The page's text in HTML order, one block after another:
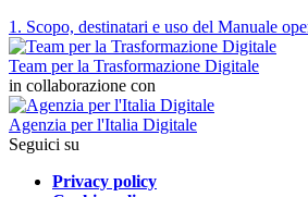
1. Scopo, destinatari e uso del Manuale
Team per la Trasformazione Digitale
in collaborazione con
Agenzia per l'Italia Digitale
Seguici su
Privacy policy